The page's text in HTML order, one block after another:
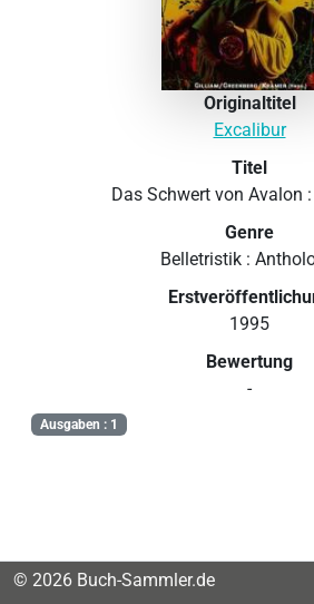
Originaltitel
Excalibur
Titel
Das Schwert von Avalon
Genre
Belletristik :
1995
Bewertung
-
Ausgaben : 1
© 2026 Buch-Sammler.de